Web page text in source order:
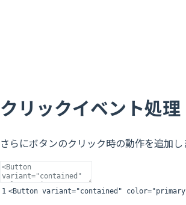
クリックイベント処理
さらにボタンのクリック時の動作を追加し
1 <Button variant="contained" color=